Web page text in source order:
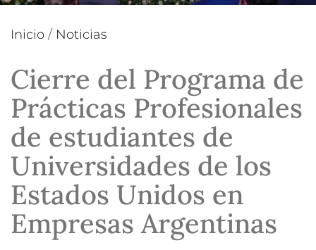
Inicio / Noticias
Cierre del Programa de
Prácticas Profesionales
de estudiantes de
Universidades de los
Estados Unidos en
Empresas Argentinas